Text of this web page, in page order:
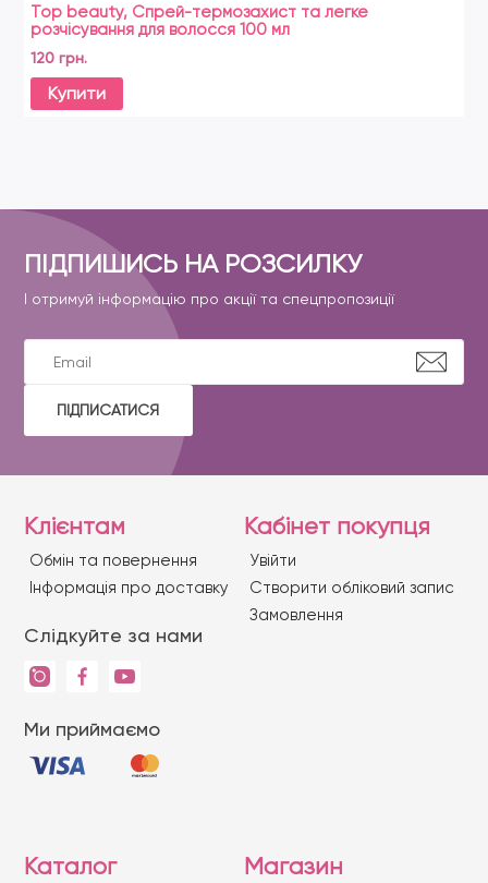
Top beauty, Спрей-термозахист та легке
розчісування для волосся 100 мл
120 грн.
Купити
ПІДПИШИСЬ НА РОЗСИЛКУ
І отримуй інформацію про акції та спецпропозиції
ПІДПИСАТИСЯ
Клієнтам
Обмін та повернення
Iнформація про доставку
Слідкуйте за нами
Ми приймаємо
Кабінет покупця
Увійти
Створити обліковий запис
Замовлення
Каталог Магазин